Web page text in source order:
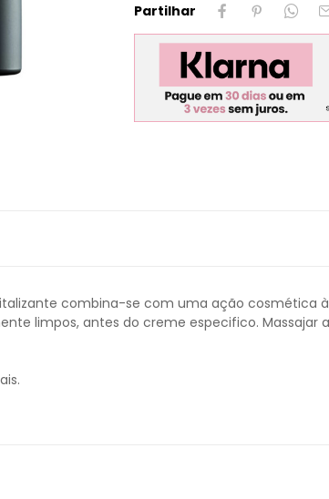
Partilhar
combina-se com uma ação
limpos, antes do creme especifico. Massajar